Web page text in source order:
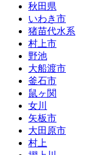
秋田県
いわき市
猪苗代水系
村上市
野池
大船渡市
釜石市
鼠ヶ関
女川
矢板市
大田原市
村上